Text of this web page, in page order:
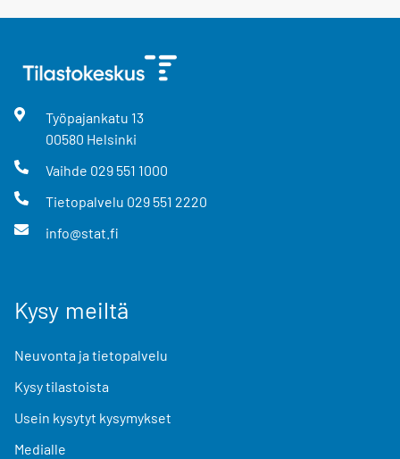
Työpajankatu 13
00580 Helsinki
Vaihde 029 551 1000
Tietopalvelu 029 551 2220
info@stat.fi
Kysy meiltä
Neuvonta ja tietopalvelu
Kysy tilastoista
Usein kysytyt kysymykset
Medialle